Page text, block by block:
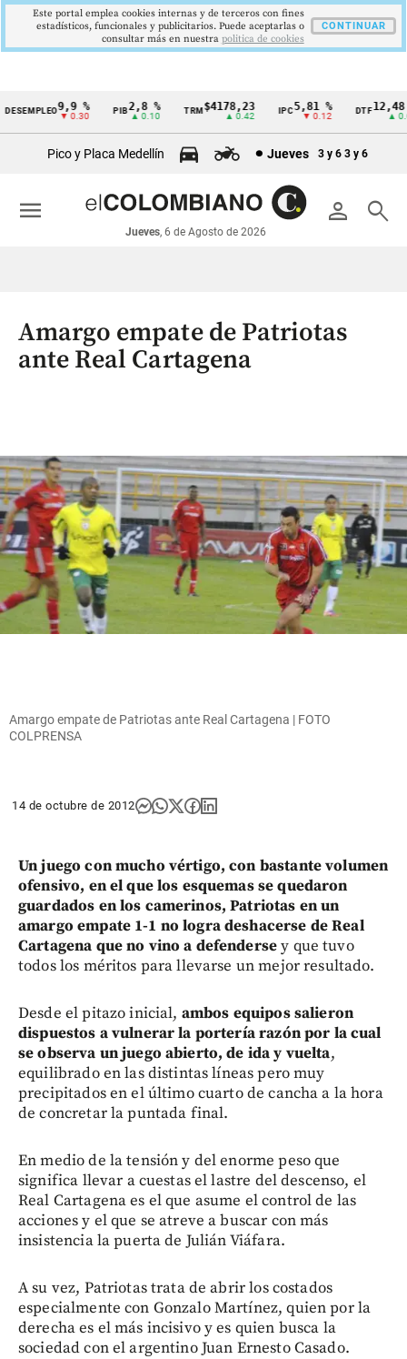
Cintillo
económicos
Colombia
9,9 %
▼ 0.30
PIB2,8 %
▲ 0.10
TRM$4178,23
▲ 0.42
5,81 %
▼ 0.12
DTF12,48 %
▲ 0.05
Pico y Placa Medellín Jueves 3 y 6 3 y 6
person search
Jueves, 6 de Agosto de 2026
menu
Amargo empate de Patriotas
ante Real Cartagena
Amargo empate de Patriotas ante Real Cartagena | FOTO
COLPRENSA
14 de octubre de 2012
Un juego con mucho vértigo, con bastante volumen
ofensivo, en el que los esquemas se quedaron
guardados en los camerinos, Patriotas en un
amargo empate 1-1 no logra deshacerse de Real
Cartagena que no vino a defendersey que tuvo
todos los méritos para llevarse un mejor resultado.
Desde el pitazo inicial, ambos equipos salieron
dispuestos a vulnerar la portería razón por la cual
se observa un juego abierto, de ida y vuelta,
equilibrado en las distintas líneas pero muy
precipitados en el último cuarto de cancha a la hora
de concretar la puntada final.
En medio de la tensión y del enorme peso que
significa llevar a cuestas el lastre del descenso, el
Real Cartagena es el que asume el control de las
acciones y el que se atreve a buscar con más
insistencia la puerta de Julián Viáfara.
A su vez, Patriotas trata de abrir los costados
especialmente con Gonzalo Martínez, quien por la
derecha es el más incisivo y es quien busca la
sociedad con el argentino Juan Ernesto Casado.
Este portal emplea cookies internas y de terceros con fines
estadísticos, funcionales y publicitarios. Puede aceptarlas o
consultar más en nuestra politica de cookies
CONTINUAR